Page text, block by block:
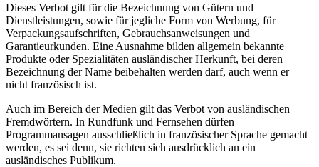
Dieses Verbot gilt für die Bezeichnung von Gütern und
Dienstleistungen, sowie für jegliche Form von Werbung, für
Verpackungsaufschriften, Gebrauchsanweisungen und
Garantieurkunden. Eine Ausnahme bilden allgemein bekannte
Produkte oder Spezialitäten ausländischer Herkunft, bei deren
Bezeichnung der Name beibehalten werden darf, auch wenn er
nicht französisch ist.
Auch im Bereich der Medien gilt das Verbot von ausländischen
Fremdwörtern. In Rundfunk und Fernsehen dürfen
Programmansagen ausschließlich in französischer Sprache gemacht
werden, es sei denn, sie richten sich ausdrücklich an ein
ausländisches Publikum.